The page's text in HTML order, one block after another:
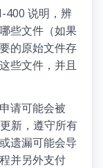
400 说明，辨
些文件（如果
的原始文件存
些文件，并且
请可能会被
新，遵守所有
遗漏可能会导
并另外支付